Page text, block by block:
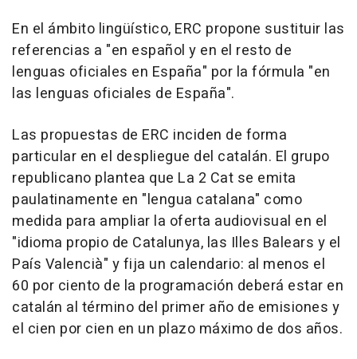
En el ámbito lingüístico, ERC propone sustituir las
referencias a "en español y en el resto de
lenguas oficiales en España" por la fórmula "en
las lenguas oficiales de España".
Las propuestas de ERC inciden de forma
particular en el despliegue del catalán. El grupo
republicano plantea que La 2 Cat se emita
paulatinamente en "lengua catalana" como
medida para ampliar la oferta audiovisual en el
"idioma propio de Catalunya, las Illes Balears y el
País Valencià" y fija un calendario: al menos el
60 por ciento de la programación deberá estar en
catalán al término del primer año de emisiones y
el cien por cien en un plazo máximo de dos años.